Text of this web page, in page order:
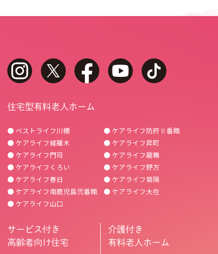
instagram twitter facebook youtube
住宅型有料老人ホーム
● ベストライフ川棚
● ケアライフ綾羅木
● ケアライフ門司
● ケアライフくろい
● ケアライフ春日
● ケアライフ南鹿児島弐番館
● ケアライフ山口
● ケアライフ防府Ⅱ番館
● ケアライフ昇町
● ケアライフ龍舞
● ケアライフ野方
● ケアライフ菊陽
● ケアライフ大在
サービス付き
高齢者向け住宅
介護付き
有料老人ホーム